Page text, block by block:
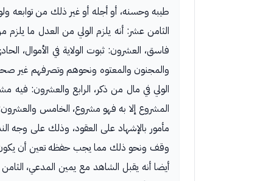
طيبه وحسنه، أو أجله أو غير ذلك من توابعه
الثامن عشر: أنه يلزم الولي من العدل ما
فاسق، العشرون: ثبوت الولاية في الأموال،
والمجنون والمعتوه ونحوهم وتصرفهم غير
الولي في مال من ذكر، الرابع والعشرون: فيه
المشروع إلا به فهو مشروع، الخامس
وقف ونحو ذلك مما يجب حفظه تعين أن يكون
أيضا أنه يقبل الشاهد مع يمين المدعي،